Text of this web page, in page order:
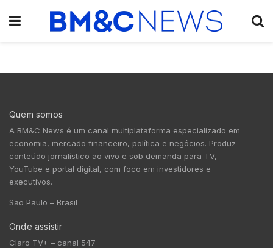
Quem somos
A BM&C News é um canal multiplataforma especializado em
economia, mercado financeiro, política e negócios. Produz
conteúdo jornalístico ao vivo e sob demanda para TV,
YouTube e portal digital, com foco em investidores e
executivos.
São Paulo – Brasil
Onde assistir
Claro TV+ – canal 547